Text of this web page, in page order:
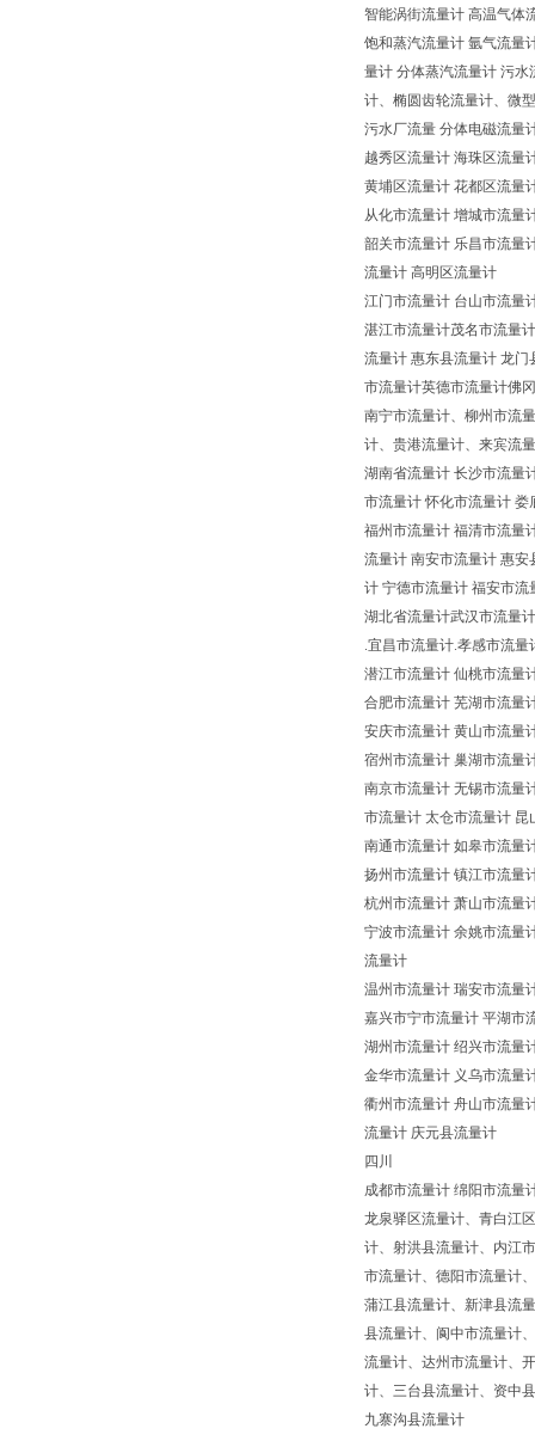
智能涡街流量计 高温气体
饱和蒸汽流量计 氩气流量
量计 分体蒸汽流量计 污
计、椭圆齿轮流量计、微
污水厂流量 分体电磁流量
越秀区流量计 海珠区流量
黄埔区流量计 花都区流量
从化市流量计 增城市流量
韶关市流量计 乐昌市流量
流量计 高明区流量计
江门市流量计 台山市流量
湛江市流量计茂名市流量
流量计 惠东县流量计 龙
市流量计英德市流量计佛
南宁市流量计、柳州市流
计、贵港流量计、来宾流
湖南省流量计 长沙市流量
市流量计 怀化市流量计 娄
福州市流量计 福清市流量
流量计 南安市流量计 惠
计 宁德市流量计 福安市流
湖北省流量计武汉市流量
.宜昌市流量计.孝感市流
潜江市流量计 仙桃市流量
合肥市流量计 芜湖市流量
安庆市流量计 黄山市流量
宿州市流量计 巢湖市流量
南京市流量计 无锡市流量
市流量计 太仓市流量计
南通市流量计 如皋市流量
扬州市流量计 镇江市流量
杭州市流量计 萧山市流量
宁波市流量计 余姚市流量
流量计
温州市流量计 瑞安市流量
嘉兴市宁市流量计 平湖市
湖州市流量计 绍兴市流量
金华市流量计 义乌市流量
衢州市流量计 舟山市流量
流量计 庆元县流量计
四川
成都市流量计 绵阳市流量
龙泉驿区流量计、青白江
计、射洪县流量计、内江
市流量计、德阳市流量计
蒲江县流量计、新津县流
县流量计、阆中市流量计
流量计、达州市流量计、
计、三台县流量计、资中
九寨沟县流量计